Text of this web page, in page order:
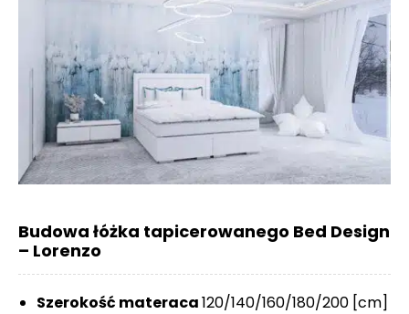
Budowa łóżka tapicerowanego Bed Design
– Lorenzo
Szerokość materaca120/140/160/180/200 [cm]